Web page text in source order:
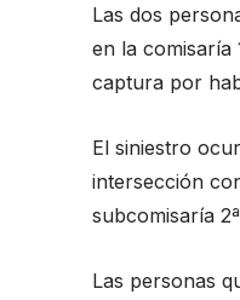
Las dos
en la comisaría
captura por
El siniestro
intersección
subcomisaría
Las personas